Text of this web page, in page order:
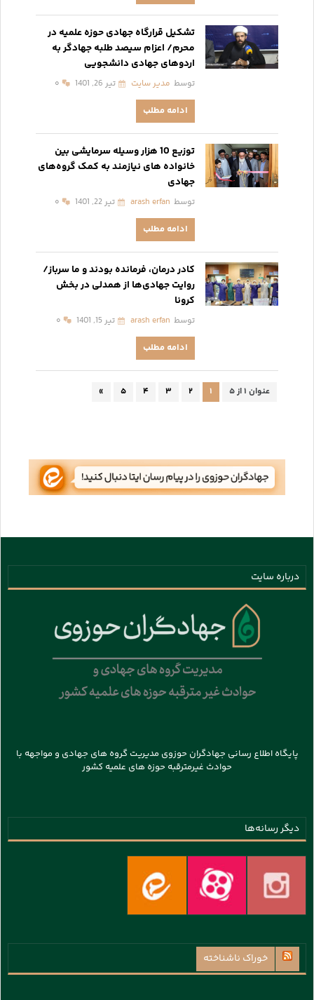
تشکیل قرارگاه جهادی حوزه‌ علمیه در
محرم/ اعزام سیصد طلبه جهادگر به
اردوهای جهادی دانشجویی
توسط مدیر سایت تیر 26, 1401 ۰
ادامه مطلب
توزیع 10 هزار وسیله سرمایشی بین
خانواده های نیازمند به کمک گروه‌های
جهادی
توسط arash erfan تیر 22, 1401 ۰
ادامه مطلب
کادر درمان،‌ فرمانده بودند و ما سرباز/
روایت جهادی‌ها از همدلی در بخش
کرونا
توسط arash erfan تیر 15, 1401 ۰
ادامه مطلب
عنوان ۱ از ۵ ۱ ۲ ۳ ۴ ۵ »
درباره سایت
پایگاه اطلاع رسانی جهادگران حوزوی مدیریت گروه های جهادی و مواجهه با
حوادث غیرمترقبه حوزه های علمیه کشور
دیگر رسانه‌ها
خوراک ناشناخته